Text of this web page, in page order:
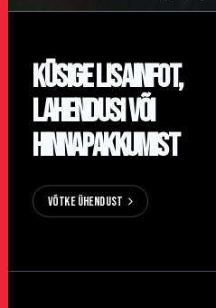
Küsige lisainfot,
lahendusi või
hinnapakkumist
Võtke ühendust